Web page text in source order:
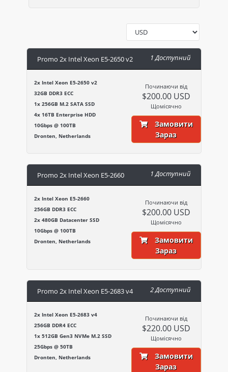
Promo 2x Intel Xeon E5-2650 v2 1 Доступний
2x Intel Xeon E5-2650 v2
32GB DDR3 ECC
1x 256GB M.2 SATA SSD
4x 16TB Enterprise HDD
10Gbps @ 100TB
Dronten, Netherlands
Починаючи від
$200.00 USD
Щомісячно
Замовити
Зараз
Promo 2x Intel Xeon E5-2660 1 Доступний
2x Intel Xeon E5-2660
256GB DDR3 ECC
2x 480GB Datacenter SSD
10Gbps @ 100TB
Dronten, Netherlands
Починаючи від
$200.00 USD
Щомісячно
Замовити
Зараз
Promo 2x Intel Xeon E5-2683 v4 2 Доступний
2x Intel Xeon E5-2683 v4
256GB DDR4 ECC
1x 512GB Gen3 NVMe M.2 SSD
25Gbps @ 50TB
Dronten, Netherlands
Починаючи від
$220.00 USD
Щомісячно
Замовити
Зараз